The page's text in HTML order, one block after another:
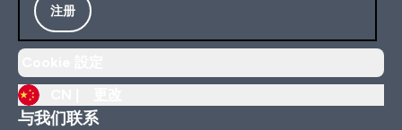
注册
与我们联系